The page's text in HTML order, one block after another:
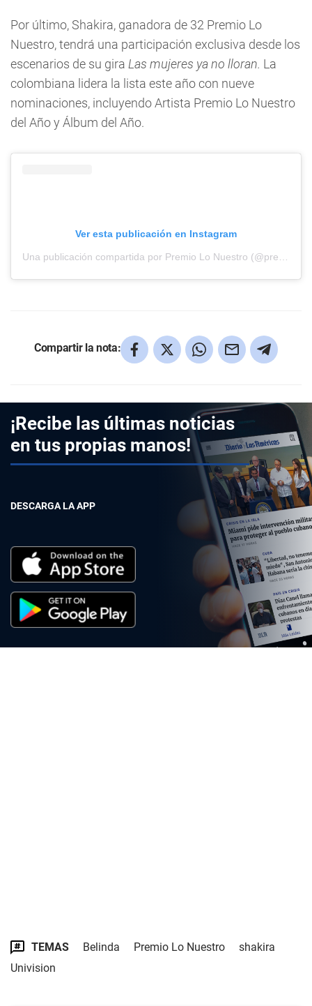
Por último, Shakira, ganadora de 32 Premio Lo
Nuestro, tendrá una participación exclusiva desde los
escenarios de su gira Las mujeres ya no lloran. La
colombiana lidera la lista este año con nueve
nominaciones, incluyendo Artista Premio Lo Nuestro
del Año y Álbum del Año.
Ver esta publicación en Instagram
Compartir la nota:
¡Recibe las últimas noticias
en tus propias manos!
DESCARGA LA APP
TEMAS Belinda Premio Lo Nuestro
shakira
Univision